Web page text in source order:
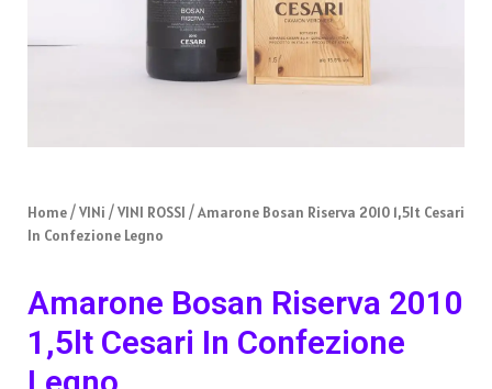
Home/VINi /VINI ROSSI / Amarone Bosan Riserva 2010 1,5lt Cesari
In Confezione Legno
Amarone Bosan Riserva 2010
1,5lt Cesari In Confezione